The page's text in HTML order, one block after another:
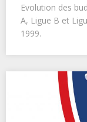
Evolution des
A, Ligue B et
1999.